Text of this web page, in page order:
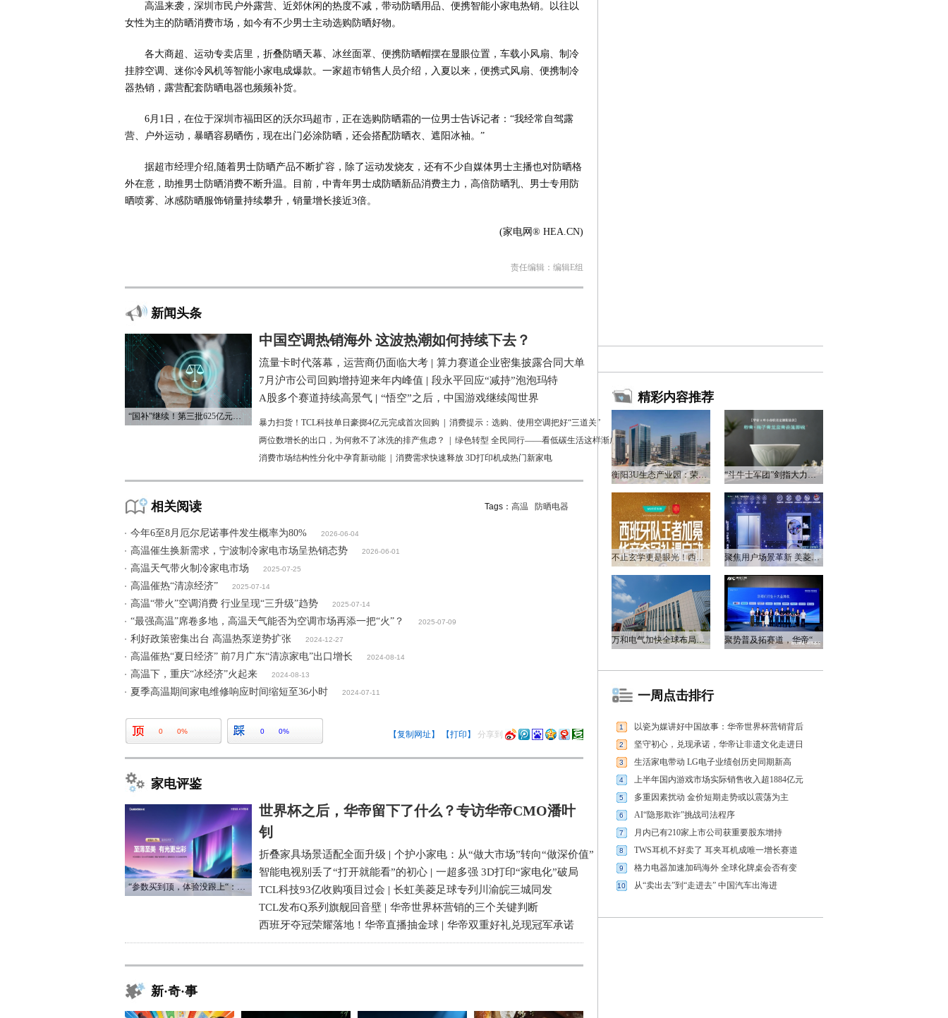
高温来袭，深圳市民户外露营、近郊休闲的热度不减，带动防晒用品、便携智能小家电热销。以往以
女性为主的防晒消费市场，如今有不少男士主动选购防晒好物。
各大商超、运动专卖店里，折叠防晒天幕、冰丝面罩、便携防晒帽摆在显眼位置，车载小风扇、制冷
挂脖空调、迷你冷风机等智能小家电成爆款。一家超市销售人员介绍，入夏以来，便携式风扇、便携制冷
器热销，露营配套防晒电器也频频补货。
6月1日，在位于深圳市福田区的沃尔玛超市，正在选购防晒霜的一位男士告诉记者：“我经常自驾露
营、户外运动，暴晒容易晒伤，现在出门必涂防晒，还会搭配防晒衣、遮阳冰袖。”
据超市经理介绍,随着男士防晒产品不断扩容，除了运动发烧友，还有不少自媒体男士主播也对防晒格
外在意，助推男士防晒消费不断升温。目前，中青年男士成防晒新品消费主力，高倍防晒乳、男士专用防
晒喷雾、冰感防晒服饰销量持续攀升，销量增长接近3倍。
(家电网® HEA.CN)
责任编辑：编辑E组
新闻头条
“国补”继续！第三批625亿元资金已下达
中国空调热销海外 这波热潮如何持续下去？
流量卡时代落幕，运营商仍面临大考 | 算力赛道企业密集披露合同大单
7月沪市公司回购增持迎来年内峰值 | 段永平回应“减持”泡泡玛特
A股多个赛道持续高景气 | “悟空”之后，中国游戏继续闯世界
暴力扫货！TCL科技单日豪掷4亿元完成首次回购
消费提示：选购、使用空调把好“三道关”
两位数增长的出口，为何救不了冰洗的排产焦虑？
绿色转型 全民同行——看低碳生活这样渐成风尚
消费市场结构性分化中孕育新动能
消费需求快速释放 3D打印机成热门新家电
相关阅读 Tags： 高温 防晒电器
今年6至8月厄尔尼诺事件发生概率为80% 2026-06-04
高温催生换新需求，宁波制冷家电市场呈热销态势 2026-06-01
高温天气带火制冷家电市场 2025-07-25
高温催热“清凉经济” 2025-07-14
高温“带火”空调消费 行业呈现“三升级”趋势 2025-07-14
“最强高温”席卷多地，高温天气能否为空调市场再添一把“火”？ 2025-07-09
利好政策密集出台 高温热泵逆势扩张 2024-12-27
高温催热“夏日经济” 前7月广东“清凉家电”出口增长 2024-08-14
高温下，重庆“冰经济”火起来 2024-08-13
夏季高温期间家电维修响应时间缩短至36小时 2024-07-11
0 0% 0 0% 【复制网址】 【打印】 分享到
家电评鉴
“参数买到顶，体验没跟上“：长虹追光Q70S给高端电视打了个样
世界杯之后，华帝留下了什么？专访华帝CMO潘叶
钊
折叠家具场景适配全面升级 | 个护小家电：从“做大市场”转向“做深价值”
智能电视别丢了“打开就能看”的初心 | 一超多强 3D打印“家电化”破局
TCL科技93亿收购项目过会 | 长虹美菱足球专列川渝皖三城同发
TCL发布Q系列旗舰回音壁 | 华帝世界杯营销的三个关键判断
西班牙夺冠荣耀落地！华帝直播抽金球 | 华帝双重好礼兑现冠军承诺
新·奇·事
精彩内容推荐
衡阳3U生态产业园：荣电集团的政企合作新答卷 “斗牛士军团”剑指大力神杯，华帝以“一瓷一金”静候荣光
不止玄学更是眼光！西班牙队夺冠，华帝火速官宣启动兑奖福利 聚焦用户场景革新 美菱产品创新打造差异化居家体验
万和电气加快全球布局，海外营收占比升至四成 聚势普及拓赛道，华帝“亮剑”洗碗机峰会，破局存量换新
一周点击排行
1 以瓷为媒讲好中国故事：华帝世界杯营销背后
2 坚守初心，兑现承诺，华帝让非遗文化走进日
3 生活家电带动 LG电子业绩创历史同期新高
4 上半年国内游戏市场实际销售收入超1884亿元
5 多重因素扰动 金价短期走势或以震荡为主
6 AI“隐形欺诈”挑战司法程序
7 月内已有210家上市公司获重要股东增持
8 TWS耳机不好卖了 耳夹耳机成唯一增长赛道
9 格力电器加速加码海外 全球化牌桌会否有变
10 从“卖出去”到“走进去” 中国汽车出海进